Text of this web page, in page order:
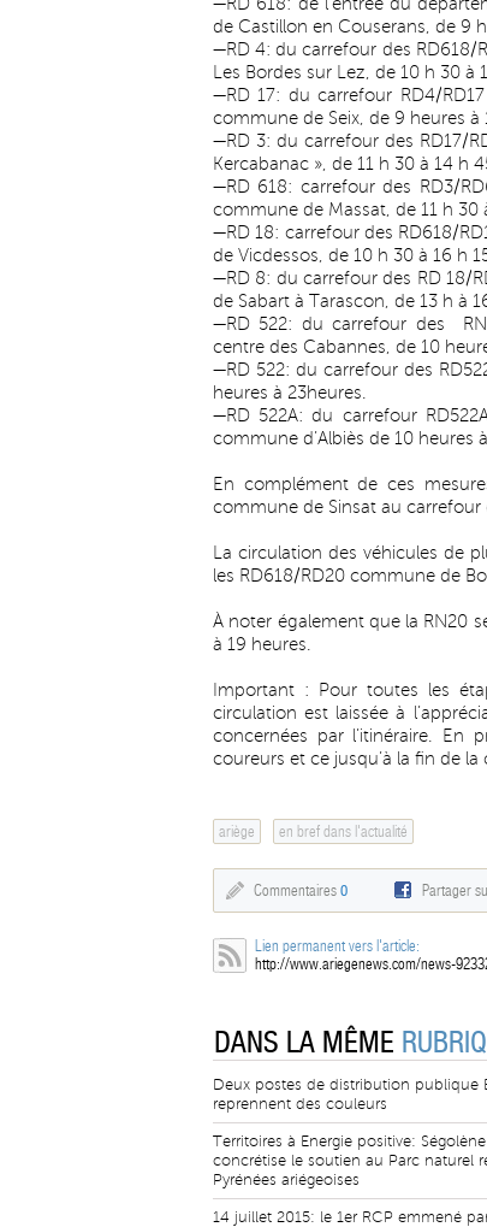
de Castillon en Couserans, de 9 h
—RD 4: du carrefour des RD618/
Les Bordes sur Lez, de 10 h 30 à
—RD 17: du carrefour RD4/
commune de Seix, de 9 heures à
—RD 3: du carrefour des RD17/
Kercabanac », de 11 h 30 à 14 h
—RD 618: carrefour des RD3/
commune de Massat, de 11 h 30
—RD 18: carrefour des RD618/
de Vicdessos, de 10 h 30 à 16 h
—RD 8: du carrefour des RD 18/
de Sabart à Tarascon, de 13 h à
—RD 522: du carrefour des
centre des Cabannes, de 10
—RD 522: du carrefour des
heures à 23heures.
—RD 522A: du carrefour
commune d’Albiès de 10 heures
En complément de ces
commune de Sinsat au carrefour
La circulation des véhicules de
les RD618/RD20 commune de
À noter également que la RN20
à 19 heures.
Important : Pour toutes les
circulation est laissée à
concernées par l’itinéraire. En
coureurs et ce jusqu’à la fin de la
ariège en bref dans l'actualité
Commentaires 0 Partager
Lien permanent vers l'article:
http://www.ariegenews.com/news-
DANS LA MÊME
Deux postes de distribution publique
reprennent des couleurs
Territoires à Energie positive:
concrétise le soutien au Parc naturel
Pyrénées ariégeoises
14 juillet 2015: le 1er RCP emmené